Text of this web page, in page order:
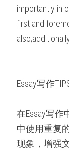
importantly in
first and
Essay写作
在Essay写
中使用重复
现象，增强